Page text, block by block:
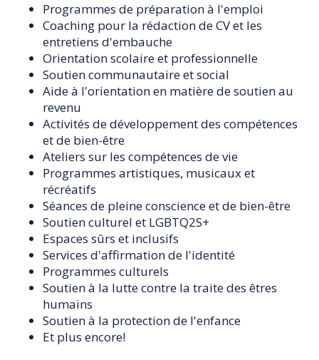
Programmes de préparation à l'emploi
Coaching pour la rédaction de CV et les
entretiens d'embauche
Orientation scolaire et professionnelle
Soutien communautaire et social
Aide à l'orientation en matière de soutien au
revenu
Activités de développement des compétences
et de bien-être
Ateliers sur les compétences de vie
Programmes artistiques, musicaux et
récréatifs
Séances de pleine conscience et de bien-être
Soutien culturel et LGBTQ2S+
Espaces sûrs et inclusifs
Services d'affirmation de l'identité
Programmes culturels
Soutien à la lutte contre la traite des êtres
humains
Soutien à la protection de l'enfance
Et plus encore!